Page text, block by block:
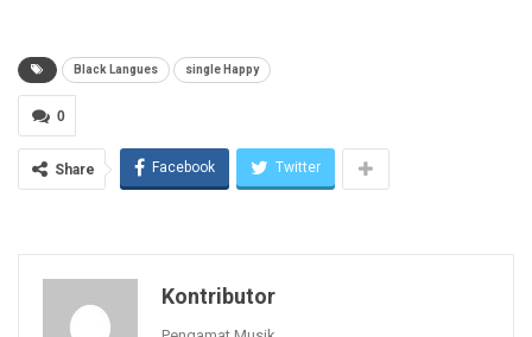
pentingnya kepedulian terhadap sesama. Lagu ini lahir dari
kegelisahan sang vokalis dan gitaris, Michael Aaron Donisputro,
terhadap berbagai persoalan yang dihadapi anak muda saat ini,
termasuk meningkatnya kasus bunuh diri di kalangan remaja.
Menurut Aaron, Happy mengajak pendengar melihat bahwa
persoalan.
Black Langues sendiri dibentuk sebagai ruang eksplorasi
Black Langues single Happy
0
Share Facebook Twitter
Kontributor